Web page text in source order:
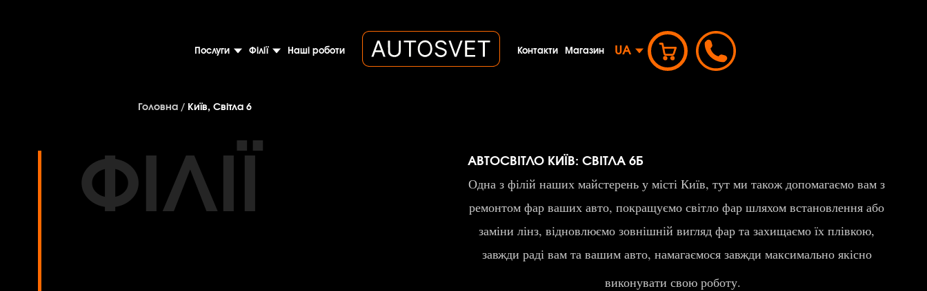
Послуги Філії Наші роботи Контакти Магазин UA
Головна / Київ, Світла 6
ФІЛІЇ АВТОСВІТЛО КИЇВ: СВІТЛА 6Б
Одна з філій наших майстерень у місті Київ, тут ми також допомагаємо вам з
ремонтом фар ваших авто, покращуємо світло фар шляхом встановлення або
заміни лінз, відновлюємо зовнішній вигляд фар та захищаємо їх плівкою,
завжди раді вам та вашим авто, намагаємося завжди максимально якісно
виконувати свою роботу.